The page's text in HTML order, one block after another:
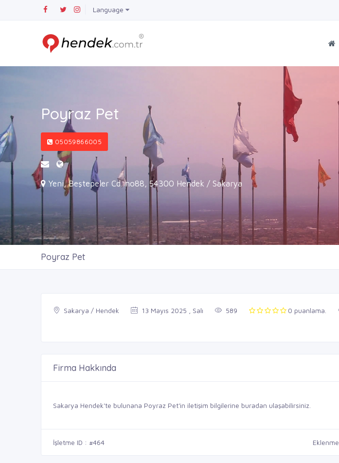
Language
Poyraz Pet
05059866005
Yeni, Beştepeler Cd. no88, 54300 Hendek / Sakarya
Poyraz Pet
Sakarya / Hendek 13 Mayıs 2025 , Salı 589 0 puanlama.
Firma Hakkında
Sakarya Hendek'te bulunana Poyraz Pet'in iletişim bilgilerine buradan ulaşabilirsiniz.
İşletme ID : #464 Eklenme